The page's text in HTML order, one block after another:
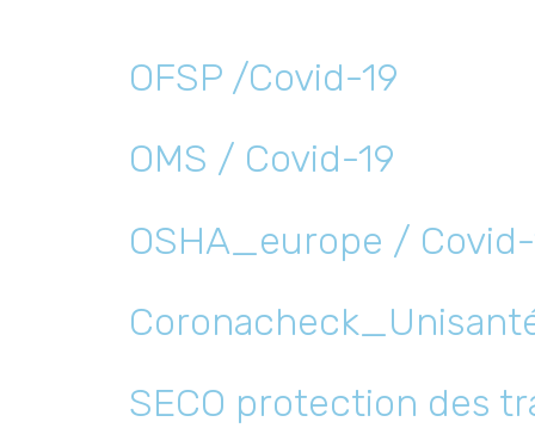
OFSP /Covid-19
OMS / Covid-19
OSHA_europe /
SECO protection des